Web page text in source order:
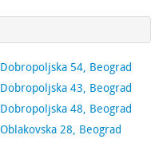
Dobropoljska 54, Beograd
Dobropoljska 43, Beograd
Dobropoljska 48, Beograd
Oblakovska 28, Beograd